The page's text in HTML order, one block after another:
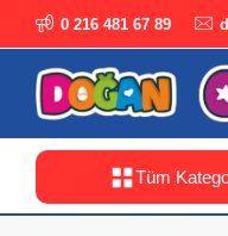
0 216 481 67 89
Tüm